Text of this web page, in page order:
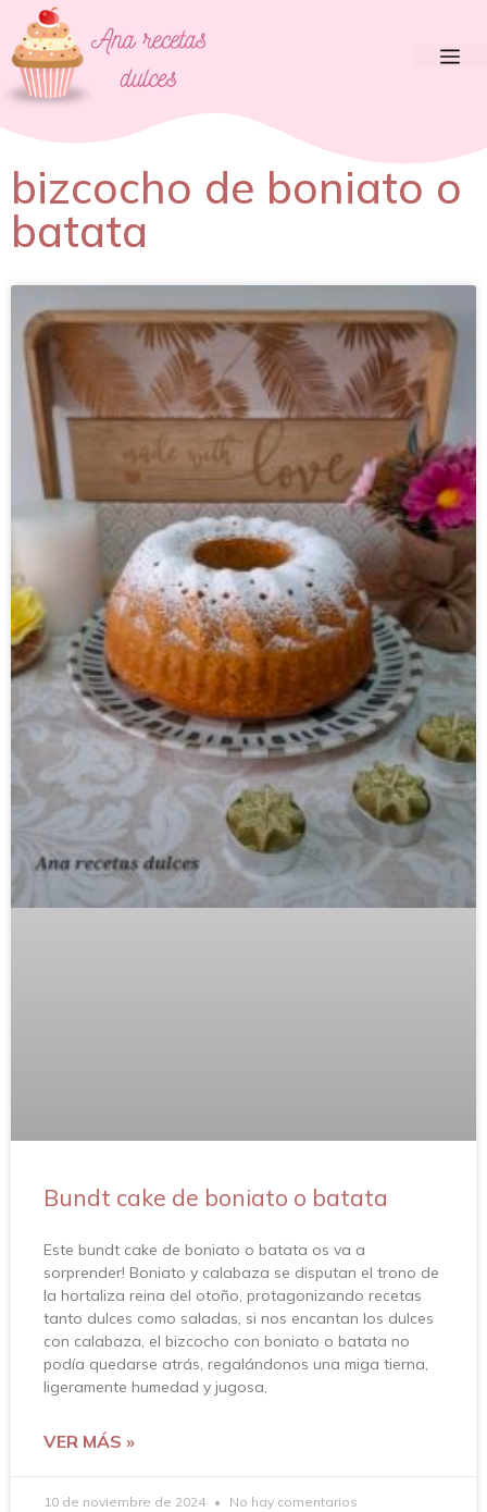
bizcocho de boniato o
batata
Bundt cake de boniato o batata
Este bundt cake de boniato o batata os va a
sorprender! Boniato y calabaza se disputan el trono de
la hortaliza reina del otoño, protagonizando recetas
tanto dulces como saladas, si nos encantan los dulces
con calabaza, el bizcocho con boniato o batata no
podía quedarse atrás, regalándonos una miga tierna,
ligeramente humedad y jugosa,
VER MÁS »
10 de noviembre de 2024 No hay comentarios